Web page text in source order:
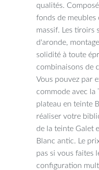
qualités.
fonds de
massif. Les tiroirs
d'aronde,
solidité à toute
combinaisons de
Vous pouvez par
commode avec la
plateau en teinte
réaliser votre
de la teinte Galet
Blanc antic. Le
pas si vous faites
configuration